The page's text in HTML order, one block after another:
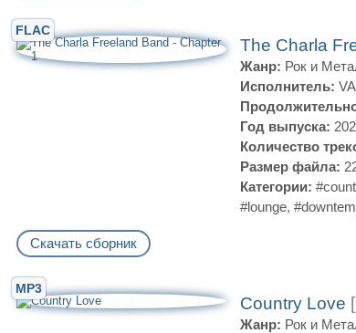
FLAC
The Charla
Жанр: Рок и
Исполнитель: VA
Год выпуска:
Количество
Размер файла:
Категории:
#lounge,
Скачать сборник
MP3
Country Love
Жанр: Рок и